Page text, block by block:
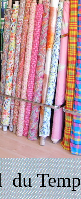
du